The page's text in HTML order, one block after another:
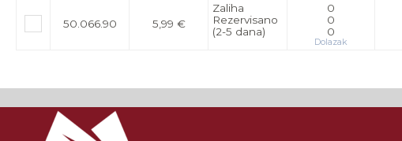
50.066.90 5,99 €
Zaliha
Rezervisano
(2-5 dana)
0
0
0
Dolazak